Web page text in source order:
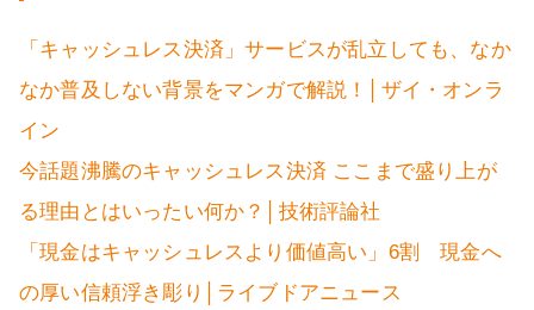
「キャッシュレス決済」サービスが乱立しても、なか
なか普及しない背景をマンガで解説！│ザイ・オンラ
イン
今話題沸騰のキャッシュレス決済 ここまで盛り上が
る理由とはいったい何か？│技術評論社
「現金はキャッシュレスより価値高い」6割 現金へ
の厚い信頼浮き彫り│ライブドアニュース